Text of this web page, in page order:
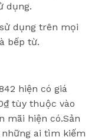
dụng.
dụng trên mọi
bếp từ.
hiện có giá
tùy thuộc vào
mãi hiện có.Sản
ai tìm kiếm